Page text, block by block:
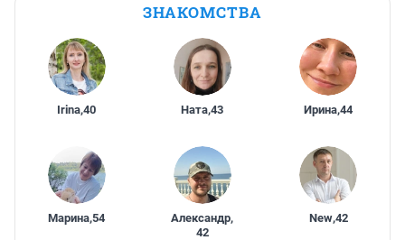
ЗНАКОМСТВА
Irina,40 Ната,43 Ирина,44
Марина,54 Александр,
42
New,42